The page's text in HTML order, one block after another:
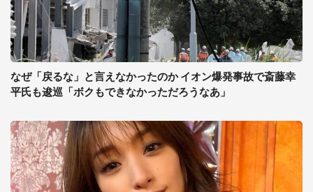
なぜ「戻るな」と言えなかったのか イオン爆発事故で斎藤幸
平氏も逡巡「ボクもできなかっただろうなあ」